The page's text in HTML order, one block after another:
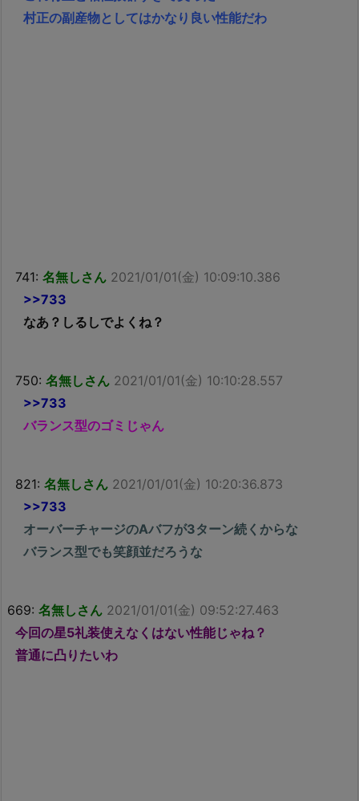
村正の副産物としてはかなり良い性能だわ
741: 名無しさん 2021/01/01(金) 10:09:10.386
>>733
なあ？しるしでよくね？
750: 名無しさん 2021/01/01(金) 10:10:28.557
>>733
バランス型のゴミじゃん
821: 名無しさん 2021/01/01(金) 10:20:36.873
>>733
オーバーチャージのAバフが3ターン続くからな
バランス型でも笑顔並だろうな
669: 名無しさん 2021/01/01(金) 09:52:27.463
今回の星5礼装使えなくはない性能じゃね？
普通に凸りたいわ